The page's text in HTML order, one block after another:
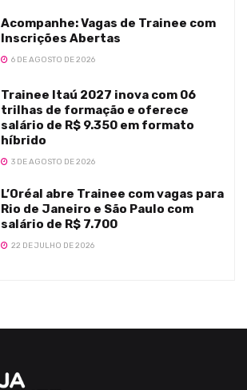
Acompanhe: Vagas de Trainee com
Inscrições Abertas
6 DE AGOSTO DE 2026
Trainee Itaú 2027 inova com 06
trilhas de formação e oferece
salário de R$ 9.350 em formato
híbrido
3 DE AGOSTO DE 2026
L’Oréal abre Trainee com vagas para
Rio de Janeiro e São Paulo com
salário de R$ 7.700
22 DE JULHO DE 2026